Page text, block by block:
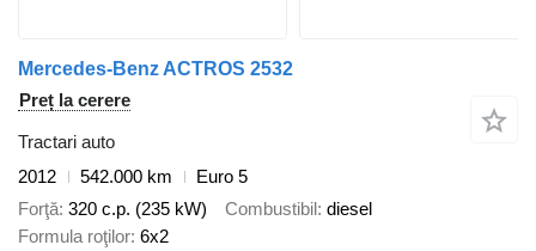
Mercedes-Benz ACTROS 2532
Preț la cerere
Tractari auto
2012
542.000 km
Euro 5
Forţă 320 c.p. (235 kW) Combustibil diesel
Formula roţilor 6x2